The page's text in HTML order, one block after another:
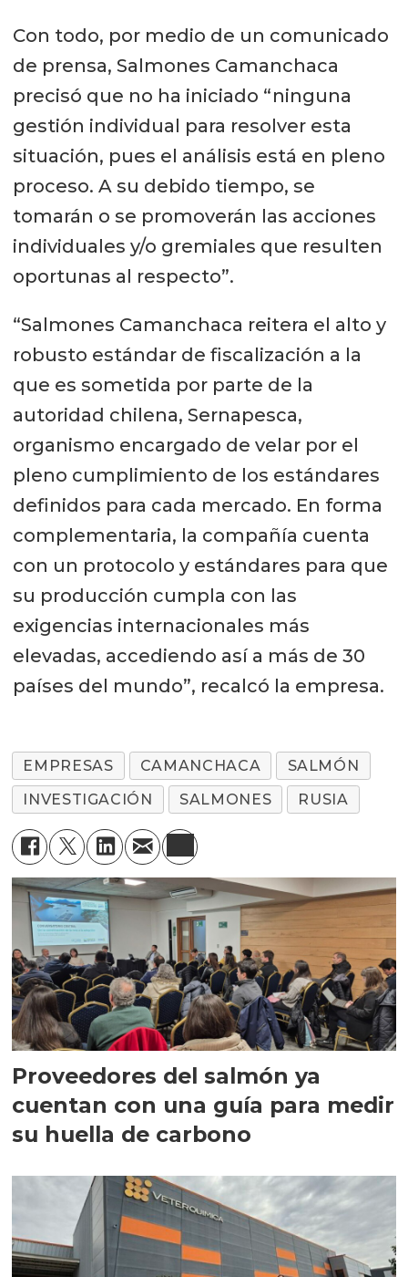
Con todo, por medio de un comunicado
de prensa, Salmones Camanchaca
precisó que no ha iniciado “ninguna
gestión individual para resolver esta
situación, pues el análisis está en pleno
proceso. A su debido tiempo, se
tomarán o se promoverán las acciones
individuales y/o gremiales que resulten
oportunas al respecto”.
“Salmones Camanchaca reitera el alto y
robusto estándar de fiscalización a la
que es sometida por parte de la
autoridad chilena, Sernapesca,
organismo encargado de velar por el
pleno cumplimiento de los estándares
definidos para cada mercado. En forma
complementaria, la compañía cuenta
con un protocolo y estándares para que
su producción cumpla con las
exigencias internacionales más
elevadas, accediendo así a más de 30
países del mundo”, recalcó la empresa.
EMPRESAS CAMANCHACA
SALMÓN
INVESTIGACIÓN
SALMONES RUSIA
Proveedores del salmón ya
cuentan con una guía para medir
su huella de carbono